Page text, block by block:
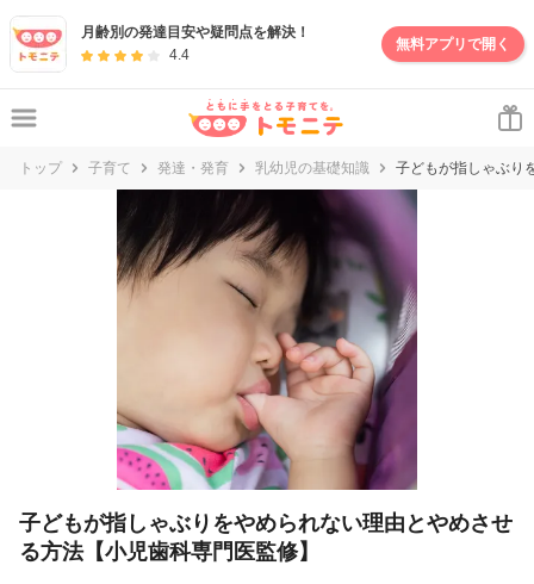
月齢別の発達目安や疑問点を解決！
4.4
無料アプリで開く
トップ 子育て 発達・発育 乳幼児の基礎知識 子どもが指しゃぶり
子どもが指しゃぶりをやめられない理由とやめさせ
る方法【小児歯科専門医監修】